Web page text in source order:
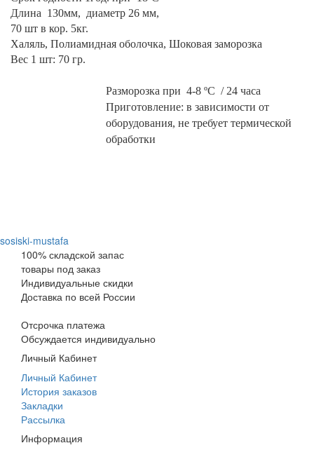
Длина 130мм, диаметр 26 мм,
70 шт в кор. 5кг.
Халяль, Полиамидная оболочка, Шоковая заморозка
Вес 1 шт: 70 гр.
Разморозка при 4-8 ºС / 24 часа
Приготовление: в зависимости от
оборудования, не требует термической
обработки
sosiski-mustafa
100% складской запас
товары под заказ
Индивидуальные скидки
Доставка по всей России
Отсрочка платежа
Обсуждается индивидуально
Личный Кабинет
Личный Кабинет
История заказов
Закладки
Рассылка
Информация